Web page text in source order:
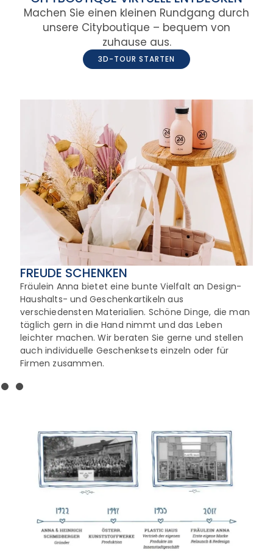
Machen Sie einen kleinen Rundgang durch
unsere Cityboutique – bequem von
zuhause aus.
3D-TOUR STARTEN
FREUDE SCHENKEN
Fräulein Anna bietet eine bunte Vielfalt an Design-
Haushalts- und Geschenkartikeln aus
verschiedensten Materialien. Schöne Dinge, die man
täglich gern in die Hand nimmt und das Leben
leichter machen. Wir beraten Sie gerne und stellen
auch individuelle Geschenksets einzeln oder für
Firmen zusammen.